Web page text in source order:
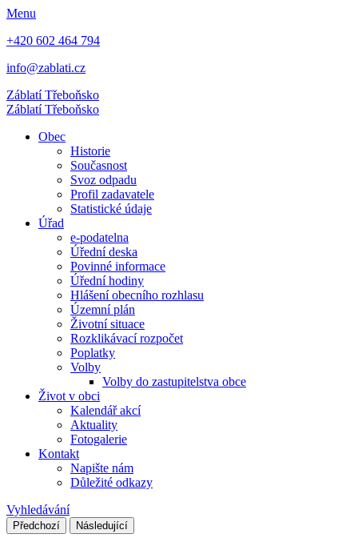
Menu
+420 602 464 794
info@zablati.cz
ZáblatíTřeboňsko
ZáblatíTřeboňsko
Obec
Historie
Současnost
Svoz odpadu
Profil zadavatele
Statistické údaje
Úřad
e-podatelna
Úřední deska
Povinné informace
Úřední hodiny
Hlášení obecního rozhlasu
Územní plán
Životní situace
Rozklikávací rozpočet
Poplatky
Volby
Volby do zastupitelstva obce
Život v obci
Kalendář akcí
Aktuality
Fotogalerie
Kontakt
Napište nám
Důležité odkazy
Vyhledávání
Předchozí Následující